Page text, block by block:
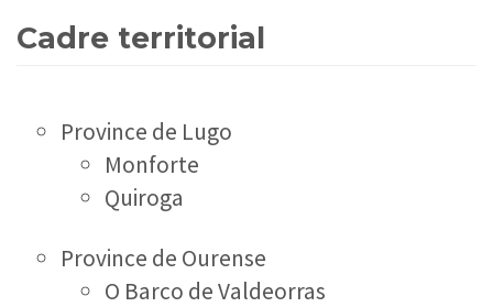
Cadre territorial
Province de Lugo
Monforte
Quiroga
Province de Ourense
O Barco de Valdeorras